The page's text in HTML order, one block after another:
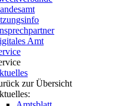
Amt
zur Übersicht